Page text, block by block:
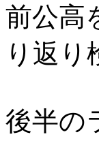
前公高
り返り
後半の